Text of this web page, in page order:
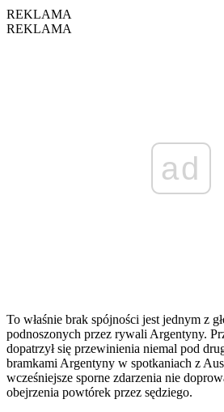
REKLAMA
REKLAMA
ad
To właśnie brak spójności jest jednym z
podnoszonych przez rywali Argentyny.
dopatrzył się przewinienia niemal pod
bramkami Argentyny w spotkaniach z
wcześniejsze sporne zdarzenia nie
obejrzenia powtórek przez sędziego.